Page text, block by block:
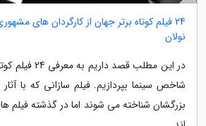
24 فیلم کوتاه برتر جهان از کارگردان های
نولان
در این مطلب قصد
شاخص سینما بپردازیم. فیلم سازانی که با
بزرگشان شناخته می شوند اما در گذشته فیلم